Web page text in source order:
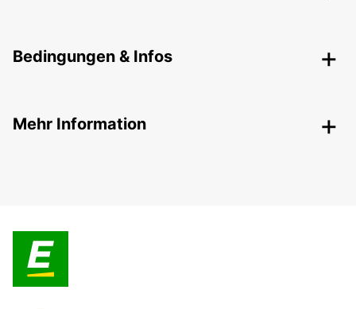
Bedingungen & Infos
Mehr Information